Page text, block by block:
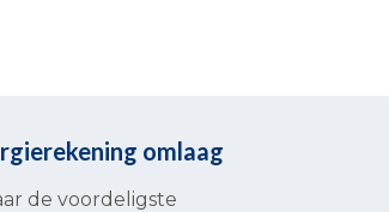
omlaag
de voordeligste